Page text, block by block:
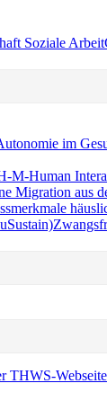
Soziale Arbeit
im
M-Human
Migration aus